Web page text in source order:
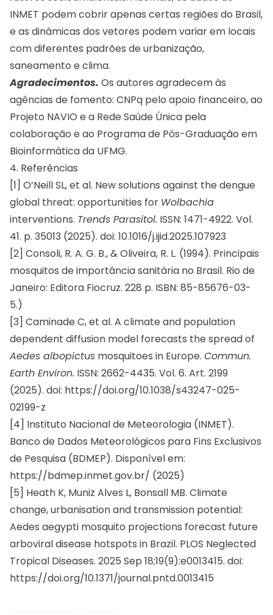
INMET podem cobrir apenas certas regiões do Brasil,
e as dinâmicas dos vetores podem variar em locais
com diferentes padrões de urbanização,
saneamento e clima.
Agradecimentos. Os autores agradecem às
agências de fomento: CNPq pelo apoio financeiro, ao
Projeto NAVIO e a Rede Saúde Única pela
colaboração e ao Programa de Pós-Graduação em
Bioinformática da UFMG.
4. Referências
[1] O’Neill SL, et al. New solutions against the dengue
global threat: opportunities for Wolbachia
interventions. Trends Parasitol. ISSN: 1471-4922. Vol.
41. p. 35013 (2025). doi: 10.1016/j.ijid.2025.107923
[2] Consoli, R. A. G. B., & Oliveira, R. L. (1994). Principais
mosquitos de importância sanitária no Brasil. Rio de
Janeiro: Editora Fiocruz. 228 p. ISBN: 85-85676-03-
5.)
[3] Caminade C, et al. A climate and population
dependent diffusion model forecasts the spread of
Aedes albopictus mosquitoes in Europe. Commun.
Earth Environ. ISSN: 2662-4435. Vol. 6. Art. 2199
(2025). doi: https://doi.org/10.1038/s43247-025-
02199-z
[4] Instituto Nacional de Meteorologia (INMET).
Banco de Dados Meteorológicos para Fins Exclusivos
de Pesquisa (BDMEP). Disponível em:
https://bdmep.inmet.gov.br/ (2025)
[5] Heath K, Muniz Alves L, Bonsall MB. Climate
change, urbanisation and transmission potential:
Aedes aegypti mosquito projections forecast future
arboviral disease hotspots in Brazil. PLOS Neglected
Tropical Diseases. 2025 Sep 18;19(9):e0013415. doi:
https://doi.org/10.1371/journal.pntd.0013415